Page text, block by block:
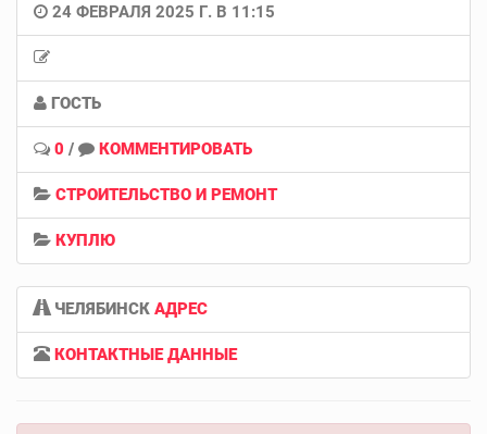
24 ФЕВРАЛЯ 2025 Г. В 11:15
ГОСТЬ
0 / КОММЕНТИРОВАТЬ
СТРОИТЕЛЬСТВО И РЕМОНТ
КУПЛЮ
ЧЕЛЯБИНСК АДРЕС
КОНТАКТНЫЕ ДАННЫЕ